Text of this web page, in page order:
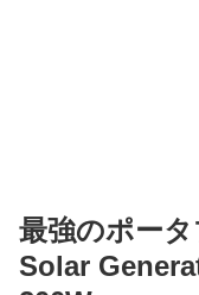
最強のポー
Solar